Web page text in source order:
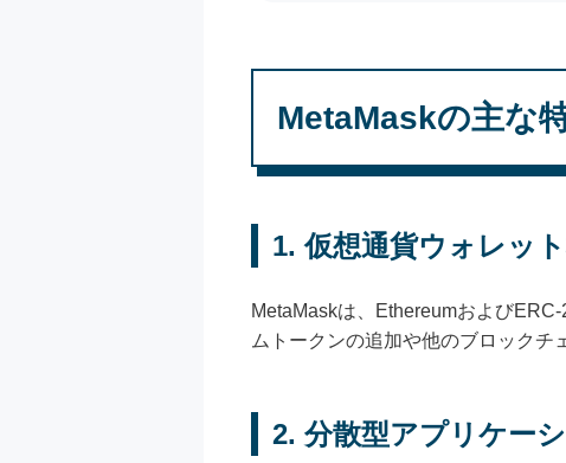
MetaMaskの主な
1.仮想通貨ウォレッ
MetaMaskは、Ethereumおよび
ムトークンの追加や他のブロックチ
2. 分散型アプリケー